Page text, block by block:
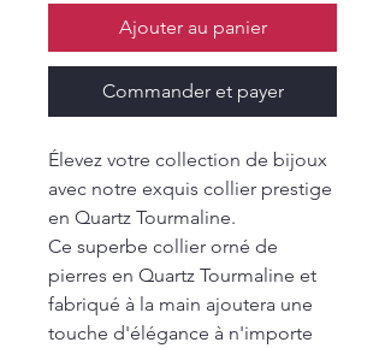
Ajouter au panier
Commander et payer
Élevez votre collection de bijoux
avec notre exquis collier prestige
en Quartz Tourmaline.
Ce superbe collier orné de
pierres en Quartz Tourmaline et
fabriqué à la main ajoutera une
touche d'élégance à n'importe